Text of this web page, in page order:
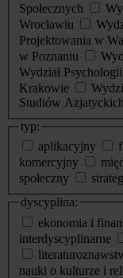
Społecznych
Wrocławiu
Projektowania w
w Poznaniu
Wydział
Krakowie
Studiów Azjatyckich
typ:
aplikacyjny
komercyjny
społeczny
dyscyplina:
ekonomia i
interdyscyplinarne
nauki o kulturze i